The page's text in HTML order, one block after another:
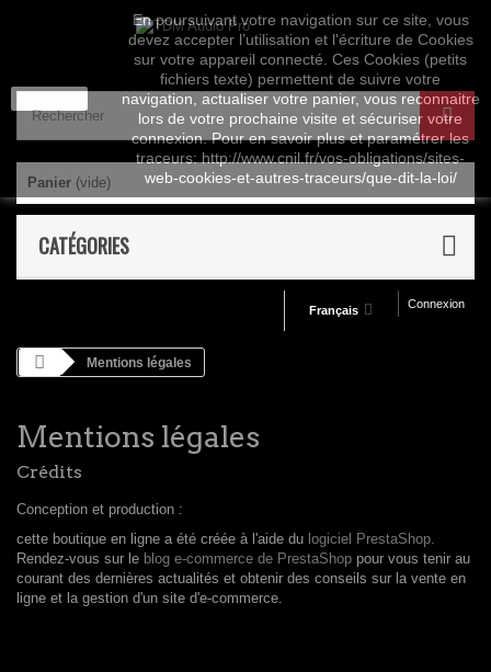
Panier (vide)
CATÉGORIES
Connexion
Français
Mentions légales
Mentions légales
Crédits
Conception et production :
cette boutique en ligne a été créée à l'aide du logiciel PrestaShop.
Rendez-vous sur le blog e-commerce de PrestaShop pour vous tenir au
courant des dernières actualités et obtenir des conseils sur la vente en
ligne et la gestion d'un site d'e-commerce.
En poursuivant votre navigation sur ce site, vous
devez accepter l’utilisation et l'écriture de Cookies
sur votre appareil connecté. Ces Cookies (petits
fichiers texte) permettent de suivre votre
navigation, actualiser votre panier, vous reconnaitre
lors de votre prochaine visite et sécuriser votre
connexion. Pour en savoir plus et paramétrer les
traceurs: http://www.cnil.fr/vos-obligations/sites-
web-cookies-et-autres-traceurs/que-dit-la-loi/